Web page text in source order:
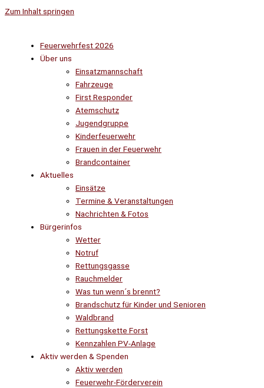
Zum Inhalt springen
Feuerwehrfest 2026
Über uns
Einsatzmannschaft
Fahrzeuge
First Responder
Atemschutz
Jugendgruppe
Kinderfeuerwehr
Frauen in der Feuerwehr
Brandcontainer
Aktuelles
Einsätze
Termine & Veranstaltungen
Nachrichten & Fotos
Bürgerinfos
Wetter
Notruf
Rettungsgasse
Rauchmelder
Was tun wenn´s brennt?
Brandschutz für Kinder und Senioren
Waldbrand
Rettungskette Forst
Kennzahlen PV-Anlage
Aktiv werden & Spenden
Aktiv werden
Feuerwehr-Förderverein